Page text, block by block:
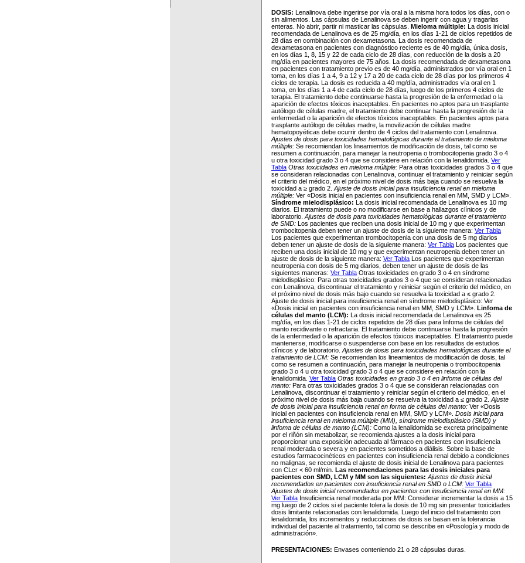
DOSIS: Lenalinova debe ingerirse por vía oral a la misma hora todos los días, con o
sin alimentos. Las cápsulas de Lenalinova se deben ingerir con agua y tragarlas
enteras. No abrir, partir ni masticar las cápsulas. Mieloma múltiple: La dosis inicial
recomendada de Lenalinova es de 25 mg/día, en los días 1-21 de ciclos repetidos de
28 días en combinación con dexametasona. La dosis recomendada de
dexametasona en pacientes con diagnóstico reciente es de 40 mg/día, única dosis,
en los días 1, 8, 15 y 22 de cada ciclo de 28 días, con reducción de la dosis a 20
mg/día en pacientes mayores de 75 años. La dosis recomendada de dexametasona
en pacientes con tratamiento previo es de 40 mg/día, administrados por vía oral en 1
toma, en los días 1 a 4, 9 a 12 y 17 a 20 de cada ciclo de 28 días por los primeros 4
ciclos de terapia. La dosis es reducida a 40 mg/día, administrados vía oral en 1
toma, en los días 1 a 4 de cada ciclo de 28 días, luego de los primeros 4 ciclos de
terapia. El tratamiento debe continuarse hasta la progresión de la enfermedad o la
aparición de efectos tóxicos inaceptables. En pacientes no aptos para un trasplante
autólogo de células madre, el tratamiento debe continuar hasta la progresión de Ia
enfermedad o la aparición de efectos tóxicos inaceptables. En pacientes aptos para
trasplante autólogo de células madre, la movilización de células madre
hematopoyéticas debe ocurrir dentro de 4 ciclos del tratamiento con Lenalinova.
Ajustes de dosis para toxicidades hematológicas durante el tratamiento de mieloma
múltiple: Se recomiendan los lineamientos de modificación de dosis, tal como se
resumen a continuación, para manejar la neutropenia o trombocitopenia grado 3 o 4
u otra toxicidad grado 3 o 4 que se considere en relación con la lenalidomida. Ver
Tabla Otras toxicidades en mieloma múltiple: Para otras toxicidades grados 3 o 4 que
se consideran relacionadas con Lenalinova, continuar el tratamiento y reiniciar según
el criterio del médico, en el próximo nivel de dosis más baja cuando se resuelva la
toxicidad a ≥ grado 2. Ajuste de dosis inicial para insuficiencia renal en mieloma
múltiple: Ver «Dosis inicial en pacientes con insuficiencia renal en MM, SMD y LCM».
Síndrome mielodisplásico: La dosis inicial recomendada de Lenalinova es 10 mg
diarios. El tratamiento puede o no modificarse en base a hallazgos clínicos y de
laboratorio. Ajustes de dosis para toxicidades hematológicas durante el tratamiento
de SMD: Los pacientes que reciben una dosis inicial de 10 mg y que experimentan
trombocitopenia deben tener un ajuste de dosis de la siguiente manera: Ver Tabla
Los pacientes que experimentan trombocitopenia con una dosis de 5 mg diarios
deben tener un ajuste de dosis de la siguiente manera: Ver Tabla Los pacientes que
reciben una dosis inicial de 10 mg y que experimentan neutropenia deben tener un
ajuste de dosis de la siguiente manera: Ver Tabla Los pacientes que experimentan
neutropenia con dosis de 5 mg diarios, deben tener un ajuste de dosis de las
siguientes maneras: Ver Tabla Otras toxicidades en grado 3 o 4 en síndrome
mielodisplásico: Para otras toxicidades grados 3 o 4 que se consideran relacionadas
con Lenalinova, discontinuar el tratamiento y reiniciar según el criterio del médico, en
el próximo nivel de dosis más bajo cuando se resuelva la toxicidad a ≤ grado 2.
Ajuste de dosis inicial para insuficiencia renal en síndrome mielodisplásico: Ver
«Dosis inicial en pacientes con insuficiencia renal en MM, SMD y LCM». Linfoma de
células del manto (LCM): La dosis inicial recomendada de Lenalinova es 25
mg/día, en los días 1-21 de ciclos repetidos de 28 días para linfoma de células del
manto recidivante o refractaria. El tratamiento debe continuarse hasta la progresión
de la enfermedad o la aparición de efectos tóxicos inaceptables. El tratamiento puede
mantenerse, modificarse o suspenderse con base en los resultados de estudios
clínicos y de laboratorio. Ajustes de dosis para toxicidades hematológicas durante el
tratamiento de LCM: Se recomiendan los lineamientos de modificación de dosis, tal
como se resumen a continuación, para manejar la neutropenia o trombocitopenia
grado 3 o 4 u otra toxicidad grado 3 o 4 que se considere en relación con la
lenalidomida. Ver Tabla Otras toxicidades en grado 3 o 4 en linfoma de células del
manto: Para otras toxicidades grados 3 o 4 que se consideran relacionadas con
Lenalinova, discontinuar el tratamiento y reiniciar según el criterio del médico, en el
próximo nivel de dosis más baja cuando se resuelva la toxicidad a ≤ grado 2. Ajuste
de dosis inicial para insuficiencia renal en forma de células del manto: Ver «Dosis
inicial en pacientes con insuficiencia renal en MM, SMD y LCM». Dosis inicial para
insuficiencia renal en mieloma múltiple (MM), síndrome mielodisplásico (SMD) y
linfoma de células de manto (LCM): Como la lenalidomida se excreta principalmente
por el riñón sin metabolizar, se recomienda ajustes a la dosis inicial para
proporcionar una exposición adecuada al fármaco en pacientes con insuficiencia
renal moderada o severa y en pacientes sometidos a diálisis. Sobre la base de
estudios farmacocinéticos en pacientes con insuficiencia renal debido a condiciones
no malignas, se recomienda el ajuste de dosis inicial de Lenalinova para pacientes
con CLcr < 60 ml/min. Las recomendaciones para las dosis iniciales para
pacientes con SMD, LCM y MM son las siguientes: Ajustes de dosis inicial
recomendados en pacientes con insuficiencia renal en SMD o LCM: Ver Tabla
Ajustes de dosis inicial recomendados en pacientes con insuficiencia renal en MM:
Ver Tabla Insuficiencia renal moderada por MM: Considerar incrementar la dosis a 15
mg luego de 2 ciclos si el paciente tolera la dosis de 10 mg sin presentar toxicidades
dosis limitante relacionadas con lenalidomida. Luego del inicio del tratamiento con
lenalidomida, los incrementos y reducciones de dosis se basan en la tolerancia
individual del paciente al tratamiento, tal como se describe en «Posología y modo de
administración».
PRESENTACIONES: Envases conteniendo 21 o 28 cápsulas duras.